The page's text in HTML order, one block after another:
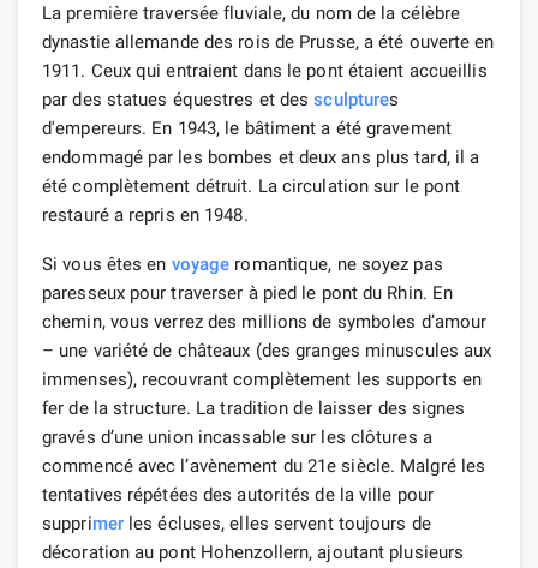
La première traversée fluviale, du nom de la célèbre
dynastie allemande des rois de Prusse, a été ouverte en
1911. Ceux qui entraient dans le pont étaient accueillis
par des statues équestres et dessculptures
d'empereurs. En 1943, le bâtiment a été gravement
endommagé par les bombes et deux ans plus tard, il a
été complètement détruit. La circulation sur le pont
restauré a repris en 1948.
Si vous êtes en voyage romantique, ne soyez pas
paresseux pour traverser à pied le pont du Rhin. En
chemin, vous verrez des millions de symboles d’amour
– une variété de châteaux (des granges minuscules aux
immenses), recouvrant complètement les supports en
fer de la structure. La tradition de laisser des signes
gravés d’une union incassable sur les clôtures a
commencé avec l’avènement du 21e siècle. Malgré les
tentatives répétées des autorités de la ville pour
supprimerles écluses, elles servent toujours de
décoration au pont Hohenzollern, ajoutant plusieurs